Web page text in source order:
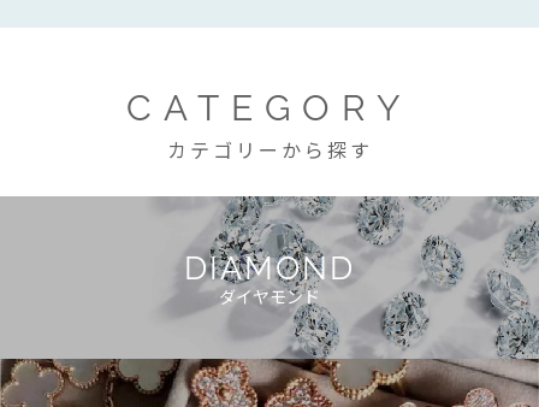
CATEGORY
カテゴリーから探す
DIAMOND
ダイヤモンド